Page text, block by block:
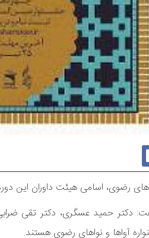
رضوی، اسامی هیئت داوران این
حمید عسگری، دکتر تقی
آواها و نواهای رضوی هستند.